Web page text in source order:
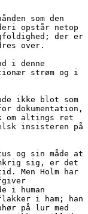
som den
opstår netop
der er
over.
i denne
strøm og i
ikke blot som
dokumentation,
om altings ret
insisteren på
og sin måde at
sig, er det
Men Holm har
i human
i ham; han
på lur med